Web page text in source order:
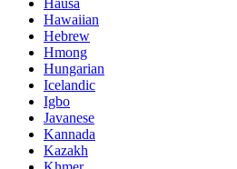
Hausa
Hawaiian
Hebrew
Hmong
Hungarian
Icelandic
Igbo
Javanese
Kannada
Kazakh